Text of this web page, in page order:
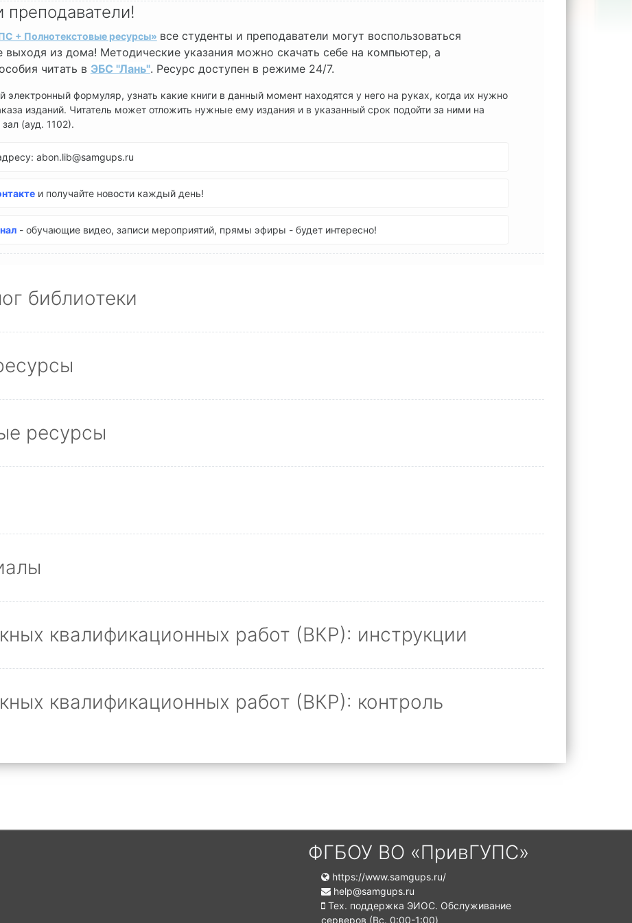
+ Полнотекстовые ресурсы» все студенты и преподаватели могут воспользоваться
выходя из дома! Методические указания можно скачать себе на компьютер, а
читать в ЭБС "Лань". Ресурс доступен в режиме 24/7.
электронный формуляр, узнать какие книги в данный момент находятся у него на руках, когда их нужно
изданий. Читатель может отложить нужные ему издания и в указанный срок подойти за ними на
(ауд. 1102).
abon.lib@samgups.ru
и получайте новости каждый день!
- обучающие видео, записи мероприятий, прямы эфиры - будет интересно!
библиотеки
ресурсы
квалификационных работ (ВКР): инструкции
квалификационных работ (ВКР): контроль
ФГБОУ ВО «ПривГУПС»
https://www.samgups.ru/
help@samgups.ru
Тех. поддержка ЭИОС. Обслуживание
серверов (Вc. 0:00-1:00)